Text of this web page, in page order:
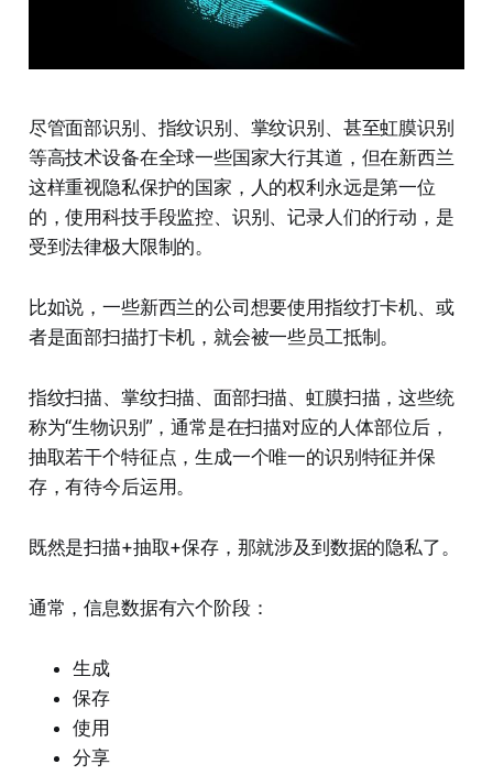
尽管面部识别、指纹识别、掌纹识别、甚至虹膜识别
等高技术设备在全球一些国家大行其道，但在新西兰
这样重视隐私保护的国家，人的权利永远是第一位
的，使用科技手段监控、识别、记录人们的行动，是
受到法律极大限制的。
比如说，一些新西兰的公司想要使用指纹打卡机、或
者是面部扫描打卡机，就会被一些员工抵制。
指纹扫描、掌纹扫描、面部扫描、虹膜扫描，这些统
称为“生物识别”，通常是在扫描对应的人体部位后，
抽取若干个特征点，生成一个唯一的识别特征并保
存，有待今后运用。
既然是扫描+抽取+保存，那就涉及到数据的隐私了。
通常，信息数据有六个阶段：
生成
保存
使用
分享